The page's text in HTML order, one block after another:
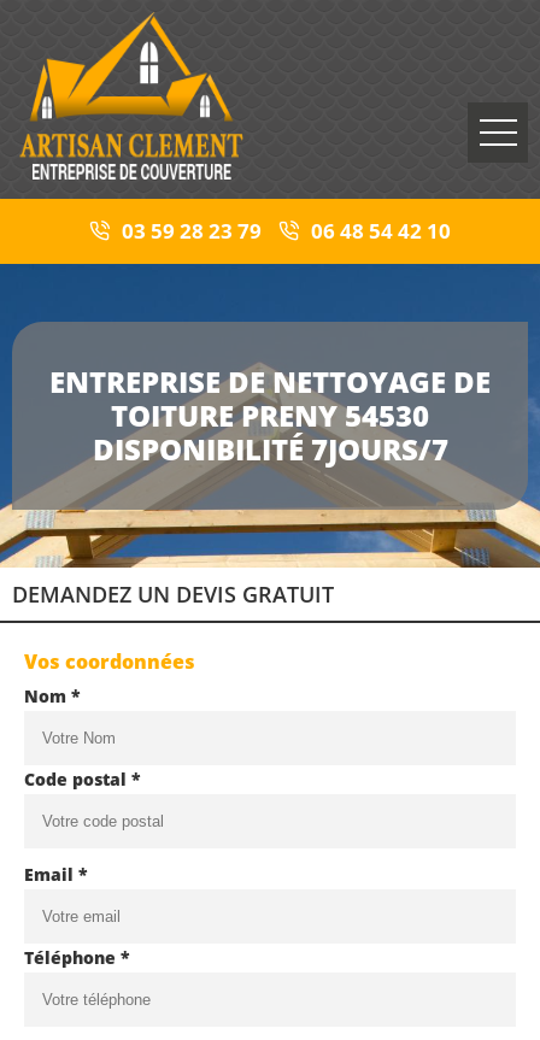
03 59 28 23 79 06 48 54 42 10
ENTREPRISE DE NETTOYAGE DE
TOITURE PRENY 54530
DISPONIBILITÉ 7JOURS/7
DEMANDEZ UN DEVIS GRATUIT
Vos coordonnées
Nom *
Code postal *
Email *
Téléphone *